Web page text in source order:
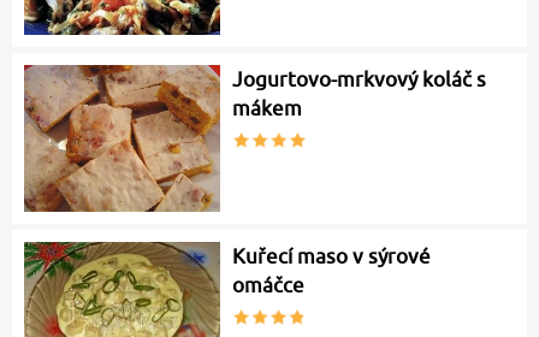
Jogurtovo-mrkvový koláč s
mákem
Kuřecí maso v sýrové
omáčce